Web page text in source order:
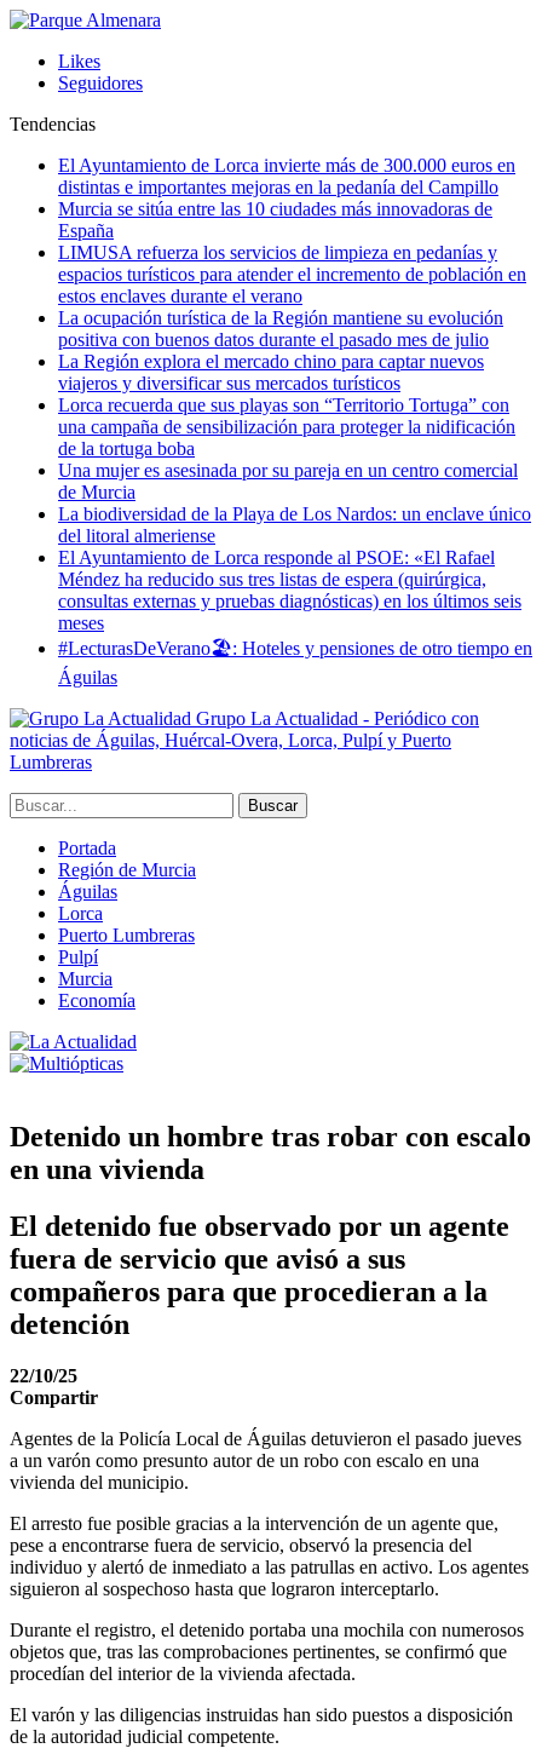
Likes
Seguidores
Tendencias
El Ayuntamiento de Lorca invierte más de 300.000 euros en
distintas e importantes mejoras en la pedanía del Campillo
Murcia se sitúa entre las 10 ciudades más innovadoras de
España
LIMUSA refuerza los servicios de limpieza en pedanías y
espacios turísticos para atender el incremento de población en
estos enclaves durante el verano
La ocupación turística de la Región mantiene su evolución
positiva con buenos datos durante el pasado mes de julio
La Región explora el mercado chino para captar nuevos
viajeros y diversificar sus mercados turísticos
Lorca recuerda que sus playas son “Territorio Tortuga” con
una campaña de sensibilización para proteger la nidificación
de la tortuga boba
Una mujer es asesinada por su pareja en un centro comercial
de Murcia
La biodiversidad de la Playa de Los Nardos: un enclave único
del litoral almeriense
El Ayuntamiento de Lorca responde al PSOE: «El Rafael
Méndez ha reducido sus tres listas de espera (quirúrgica,
consultas externas y pruebas diagnósticas) en los últimos seis
meses
#LecturasDeVerano🏖: Hoteles y pensiones de otro tiempo en
Águilas
Grupo La Actualidad - Periódico con
noticias de Águilas, Huércal-Overa, Lorca, Pulpí y Puerto
Lumbreras
Portada
Región de Murcia
Águilas
Lorca
Puerto Lumbreras
Pulpí
Murcia
Economía
Detenido un hombre tras robar con escalo
en una vivienda
El detenido fue observado por un agente
fuera de servicio que avisó a sus
compañeros para que procedieran a la
detención
22/10/25
Compartir
Agentes de la Policía Local de Águilas detuvieron el pasado jueves
a un varón como presunto autor de un robo con escalo en una
vivienda del municipio.
El arresto fue posible gracias a la intervención de un agente que,
pese a encontrarse fuera de servicio, observó la presencia del
individuo y alertó de inmediato a las patrullas en activo. Los agentes
siguieron al sospechoso hasta que lograron interceptarlo.
Durante el registro, el detenido portaba una mochila con numerosos
objetos que, tras las comprobaciones pertinentes, se confirmó que
procedían del interior de la vivienda afectada.
El varón y las diligencias instruidas han sido puestos a disposición
de la autoridad judicial competente.